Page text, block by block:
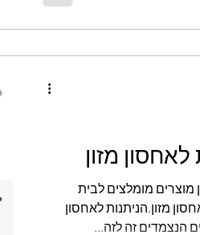
מוצרים מומלצים לבית
לאחסון מזון,הניתנות לאחסון
זה לזה...